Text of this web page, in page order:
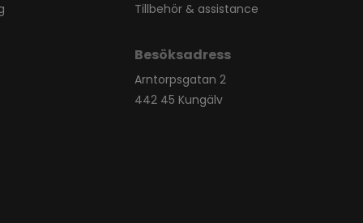
Tillbehör & assistance
Besöksadress
Arntorpsgatan 2
442 45 Kungälv